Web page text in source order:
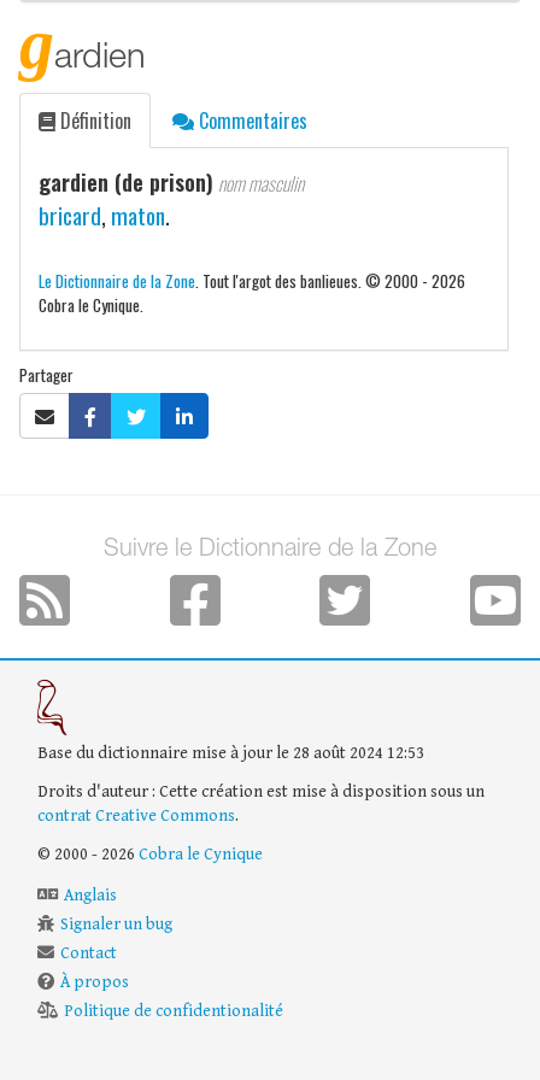
gardien
Définition Commentaires
gardien (de prison) nom masculin
bricard, maton.
Le Dictionnaire de la Zone . Tout l'argot des banlieues. © 2000 - 2026
Cobra le Cynique.
Partager
Suivre le Dictionnaire de la Zone
Base du dictionnaire mise à jour le 28 août 2024 12:53
Droits d'auteur : Cette création est mise à disposition sous un
contrat Creative Commons.
© 2000 - 2026 Cobra le Cynique
Anglais
Signaler un bug
Contact
À propos
Politique de confidentionalité